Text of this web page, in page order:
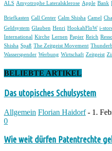
ALS Amyotrophe Lateralsklerose Apple Bank
Briefkasten Call Center Calm Shisha Camel
Geldsystem Glauben Henri HookahFloW i-
International Kirche Lernen Papier Reich
Shisha Spaß The Zeitgeist Movement
Wasserspender Werbung Wirtschaft Zeitgeist
BELIEBTE ARTIKEL
Das utopisches Schulsystem
Allgemein Florian Haidorf - 1.
0
Wie weit dürfen Patentrechte